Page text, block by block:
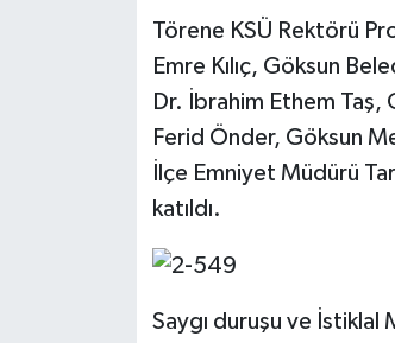
Törene KSÜ Rektörü
Emre Kılıç, Göksun
Dr. İbrahim Ethem Taş,
Ferid Önder, Göksun
İlçe Emniyet Müdürü
katıldı.
Saygı duruşu ve İstiklal